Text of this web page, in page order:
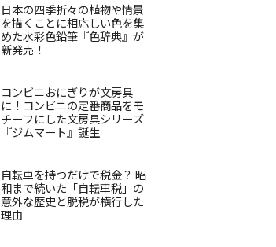
日本の四季折々の植物や情景
を描くことに相応しい色を集
めた水彩色鉛筆『色辞典』が
新発売！
コンビニおにぎりが文房具
に！コンビニの定番商品をモ
チーフにした文房具シリーズ
『ジムマート』誕生
自転車を持つだけで税金？ 昭
和まで続いた「自転車税」の
意外な歴史と脱税が横行した
理由